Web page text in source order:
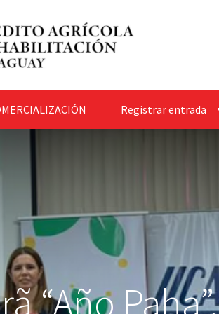
Registrar entrada
“Año Paha”,